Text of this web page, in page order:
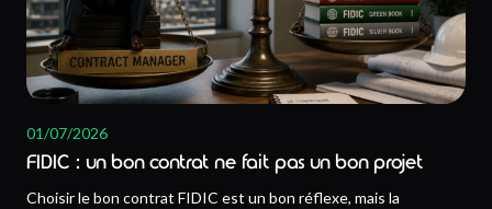
01/07/2026
FIDIC : un bon contrat ne fait pas un bon projet
Choisir le bon contrat FIDIC est un bon réflexe, mais la